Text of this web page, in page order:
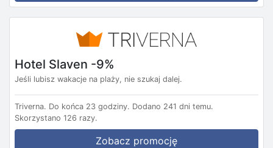
Hotel Slaven -9%
Jeśli lubisz wakacje na plaży, nie szukaj dalej.
Triverna. Do końca 23 godziny. Dodano 241 dni temu.
Skorzystano 126 razy.
Zobacz promocję